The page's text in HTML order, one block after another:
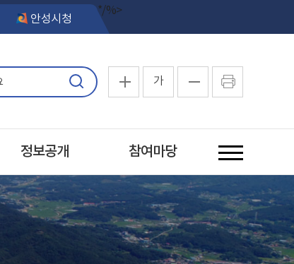
*/%>
안성시청
가
정보공개 참여마당